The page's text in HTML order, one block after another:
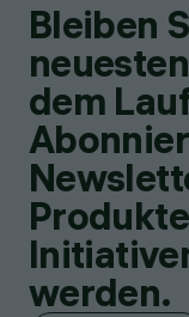
Bleiben
dem
werden.